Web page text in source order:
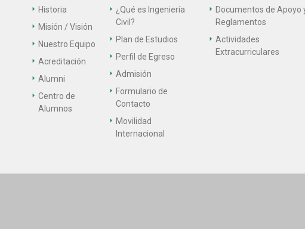
Historia
Misión / Visión
Nuestro Equipo
Acreditación
Alumni
Centro de
Alumnos
¿Qué es Ingeniería
Civil?
Plan de Estudios
Perfil de Egreso
Admisión
Formulario de
Contacto
Movilidad
Internacional
Documentos de Apoyo
Reglamentos
Actividades
Extracurriculares